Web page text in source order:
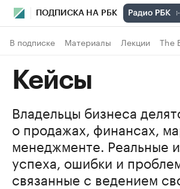
ПОДПИСКА НА РБК
В подписке Материалы Лекции The
Кейсы
Владельцы бизнеса
о продажах, финансах,
менеджменте. Реальные
успеха, ошибки и
связанные с ведением